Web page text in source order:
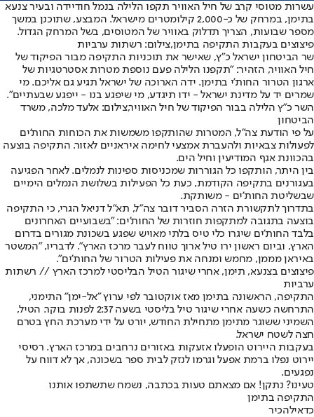
עשרות מטוסי קרב של חיל האוויר תקפו הלילה בנמל חודיידה ובעיר צנעא
בתימן, במרחק של כ-2,000 קילומטרים מישראל. המבצע, שתוכנן במשך
מספר שבועות, הצריך תדלוק באוויר של המטוסים, בשל המרחק הגדול.
פיצוצים בעקבות התקיפה בתימן,צילום: רשתות ערביות
שר הביטחון ישראל כ"ץ, שאישר את תוכניות התקיפה מבור הפיקוד של
חיל האוויר, הזהיר: "תקפנו הלילה פעם נוספת מטרות אסטרטגיות של
ארגון הטרור החות'י בתימן. ידה הארוכה של ישראל תגיע גם אליכם. מי
שמרים יד על מדינת ישראל - ידו תיגדע, מי שיפגע בנו - ייפגע שבעתיים".
השר כ"ץ הלילה בבור הפיקוד של חיל האוויר,צילום: אלעד מלכה, משרד
הביטחון
על פי הודעת צה"ל, המטרות שהותקפו משמשות את הכוחות החות'ים
לפעולות צבאיות ולהעברת אמצעי לחימה איראניים לאזור. התקיפה בוצעה
בהכוונת אגף המודיעין וחיל הים.
בין היתר, הותקפו כל הגוררות שמכניסות ספינות לנמלים. לאחר הפגיעה
בעגורנים בתקיפה הקודמת, כעת כל הפעילות בשלושת הנמלים הימיים
שבשליטת החות'ים - משותקת.
בתדרוך לתקשורת הזרה הסביר דובר צה"ל, תא"ל דניאל הגרי, כי התקיפה
בוצעה בתגובה למתקפות חוזרות של החות'ים: "בשבועיים האחרונים
בלבד החות'ים שיגרו כלי טיס בלתי מאויש שפגע בשכונת מגורים בדרום
הארץ, וביום ראשון ירו טיל ארוך טווח לעבר מרכז הארץ". לדבריו, "המשטר
באיראן מממן, מחמש ומנחה את פעילות הטרור של החות'ים".
פיצוצים בצנעא, תימן, אחרי שיגור הטיל הבליסטי למרכז הארץ // רשתות
ערביות
התקיפה, הראשונה בתימן מאז אוקטובר לפי ערוץ "אל-ימן" התימני,
התרחשה כשעה אחרי שיגור טיל בליסטי בשעה 2:37 לפנות בוקר. הטיל,
השמיני ששוגר מתימן מתחילת החודש, יורט על ידי מערכת החץ בטרם
חצה לשטח ישראל.
בעקבות היירוט הופעלו אזעקות באזורים נרחבים במרכז הארץ. רסיסי
יירוט נפלו ברמת אפעל וגרמו לנזק לבית ספר בשכונה, אך לא דווח על
נפגעים.
טעינו? נתקן! אם מצאתם טעות בכתבה, נשמח שתשתפו אותנו
התקיפה בתימן
כדאילהכיר